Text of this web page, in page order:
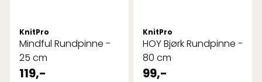
KnitPro
Mindful Rundpinne -
25 cm
119,-
KnitPro
HOY Bjørk Rundpinne -
80 cm
99,-